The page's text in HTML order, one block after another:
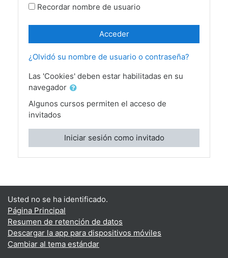
Recordar nombre de usuario
Acceder
¿Olvidó su nombre de usuario o contraseña?
Las 'Cookies' deben estar habilitadas en su
navegador
Algunos cursos permiten el acceso de
invitados
Iniciar sesión como invitado
Usted no se ha identificado.
Página Principal
Resumen de retención de datos
Descargar la app para dispositivos móviles
Cambiar al tema estándar